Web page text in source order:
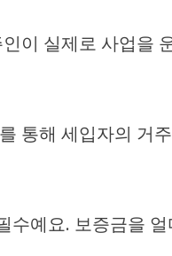
이 실제로 사업을
통해 세입자의 거
예요. 보증금을